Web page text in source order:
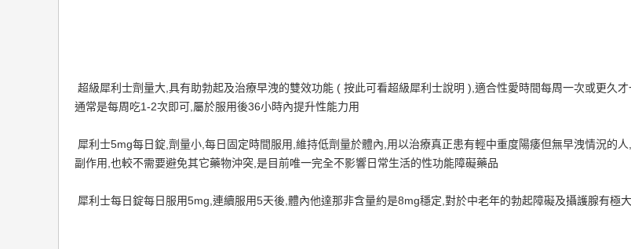
超級犀利士劑量大,具有助勃起及治療早洩的雙效功能 ( 按此可看超級犀利士說明 ),適合性愛時間每周一次或更久
通常是每周吃1-2次即可,屬於服用後36小時內提升性能力用
犀利士5mg每日錠,劑量小,每日固定時間服用,維持低劑量於體內,用以治療真正患有輕中重度陽痿但無早洩情況的
副作用,也較不需要避免其它藥物沖突,是目前唯一完全不影響日常生活的性功能障礙藥品
犀利士每日錠每日服用5mg,連續服用5天後,體內他達那非含量約是8mg穩定,對於中老年的勃起障礙及攝護腺有極